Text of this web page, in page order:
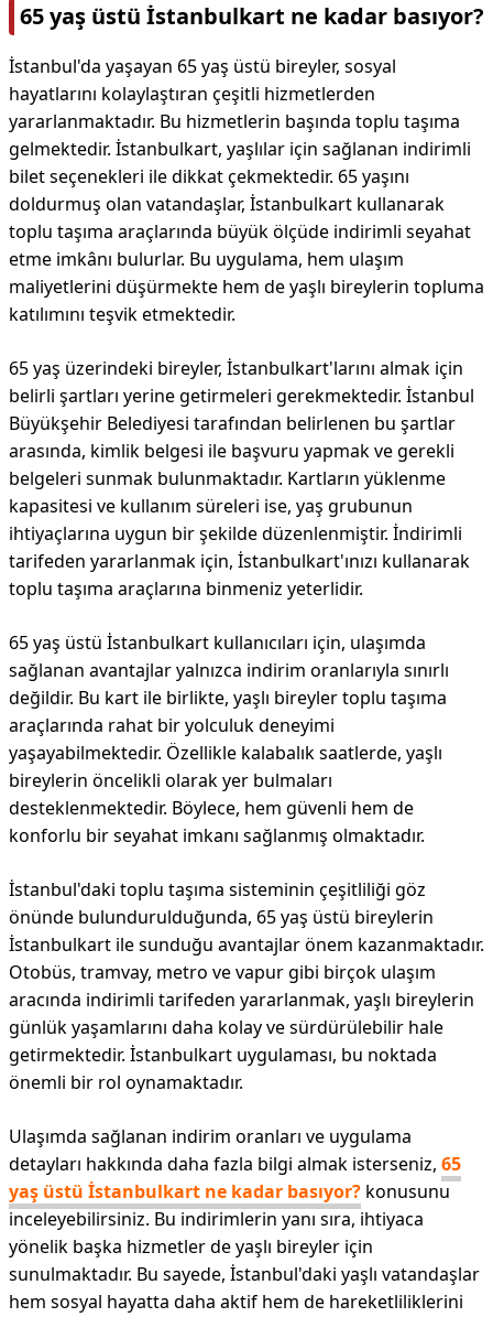
65 yaş üstü İstanbulkart ne kadar basıyor?
İstanbul'da yaşayan 65 yaş üstü bireyler, sosyal
hayatlarını kolaylaştıran çeşitli hizmetlerden
yararlanmaktadır. Bu hizmetlerin başında toplu taşıma
gelmektedir. İstanbulkart, yaşlılar için sağlanan indirimli
bilet seçenekleri ile dikkat çekmektedir. 65 yaşını
doldurmuş olan vatandaşlar, İstanbulkart kullanarak
toplu taşıma araçlarında büyük ölçüde indirimli seyahat
etme imkânı bulurlar. Bu uygulama, hem ulaşım
maliyetlerini düşürmekte hem de yaşlı bireylerin topluma
katılımını teşvik etmektedir.
65 yaş üzerindeki bireyler, İstanbulkart'larını almak için
belirli şartları yerine getirmeleri gerekmektedir. İstanbul
Büyükşehir Belediyesi tarafından belirlenen bu şartlar
arasında, kimlik belgesi ile başvuru yapmak ve gerekli
belgeleri sunmak bulunmaktadır. Kartların yüklenme
kapasitesi ve kullanım süreleri ise, yaş grubunun
ihtiyaçlarına uygun bir şekilde düzenlenmiştir. İndirimli
tarifeden yararlanmak için, İstanbulkart'ınızı kullanarak
toplu taşıma araçlarına binmeniz yeterlidir.
65 yaş üstü İstanbulkart kullanıcıları için, ulaşımda
sağlanan avantajlar yalnızca indirim oranlarıyla sınırlı
değildir. Bu kart ile birlikte, yaşlı bireyler toplu taşıma
araçlarında rahat bir yolculuk deneyimi
yaşayabilmektedir. Özellikle kalabalık saatlerde, yaşlı
bireylerin öncelikli olarak yer bulmaları
desteklenmektedir. Böylece, hem güvenli hem de
konforlu bir seyahat imkanı sağlanmış olmaktadır.
İstanbul'daki toplu taşıma sisteminin çeşitliliği göz
önünde bulundurulduğunda, 65 yaş üstü bireylerin
İstanbulkart ile sunduğu avantajlar önem kazanmaktadır.
Otobüs, tramvay, metro ve vapur gibi birçok ulaşım
aracında indirimli tarifeden yararlanmak, yaşlı bireylerin
günlük yaşamlarını daha kolay ve sürdürülebilir hale
getirmektedir. İstanbulkart uygulaması, bu noktada
önemli bir rol oynamaktadır.
Ulaşımda sağlanan indirim oranları ve uygulama
detayları hakkında daha fazla bilgi almak isterseniz, 65
yaş üstü İstanbulkart ne kadar basıyor? konusunu
inceleyebilirsiniz. Bu indirimlerin yanı sıra, ihtiyaca
yönelik başka hizmetler de yaşlı bireyler için
sunulmaktadır. Bu sayede, İstanbul'daki yaşlı vatandaşlar
hem sosyal hayatta daha aktif hem de hareketliliklerini